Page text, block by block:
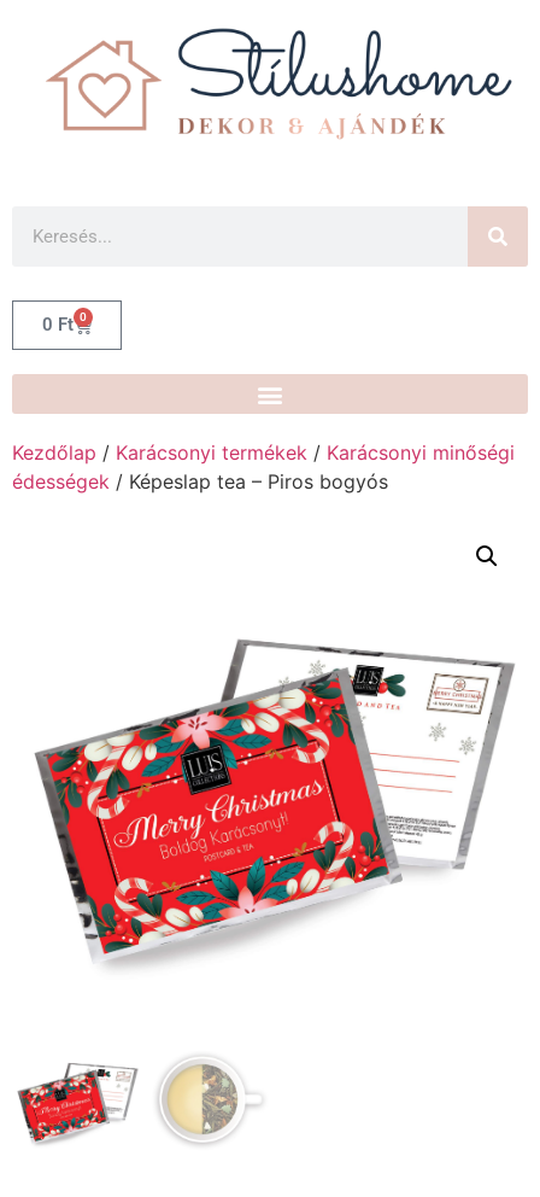
0 Ft 0
Kezdőlap / Karácsonyi termékek / Karácsonyi minőségi
édességek / Képeslap tea – Piros bogyós